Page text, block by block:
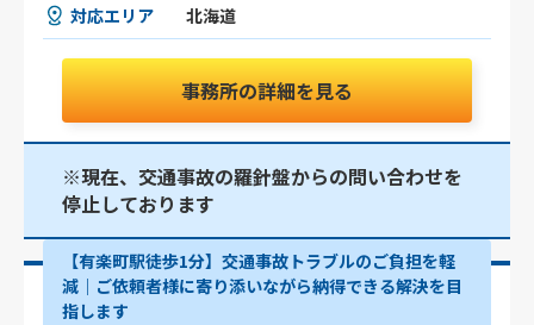
対応エリア 北海道
事務所の詳細を見る
※現在、交通事故の羅針盤からの問い合わせを
停止しております
【有楽町駅徒歩1分】交通事故トラブルのご負担を軽
減｜ご依頼者様に寄り添いながら納得できる解決を目
指します